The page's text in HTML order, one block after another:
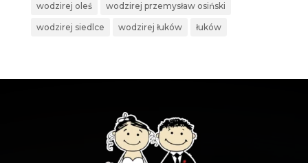
wodzirej oleś wodzirej przemysław osiński
wodzirej siedlce wodzirej łuków łuków